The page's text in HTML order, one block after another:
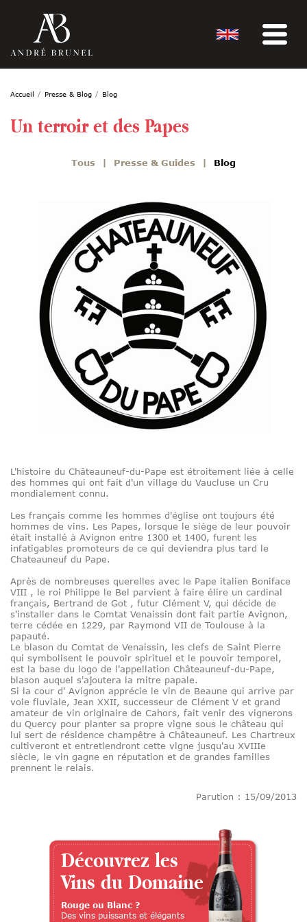
Accueil Presse & Blog Blog
Un terroir et des Papes
Tous Presse & Guides Blog
L'histoire du Châteauneuf-du-Pape est étroitement liée à celle
des hommes qui ont fait d'un village du Vaucluse un Cru
mondialement connu.
Les français comme les hommes d'église ont toujours été
hommes de vins. Les Papes, lorsque le siège de leur pouvoir
était installé à Avignon entre 1300 et 1400, furent les
infatigables promoteurs de ce qui deviendra plus tard le
Chateauneuf du Pape.
Après de nombreuses querelles avec le Pape italien Boniface
VIII , le roi Philippe le Bel parvient à faire élire un cardinal
français, Bertrand de Got , futur Clément V, qui décide de
s'installer dans le Comtat Venaissin dont fait partie Avignon,
terre cédée en 1229, par Raymond VII de Toulouse à la
papauté.
Le blason du Comtat de Venaissin, les clefs de Saint Pierre
qui symbolisent le pouvoir spirituel et le pouvoir temporel,
est la base du logo de l'appellation Châteauneuf-du-Pape,
blason auquel s'ajoutera la mitre papale.
Si la cour d' Avignon apprécie le vin de Beaune qui arrive par
voie fluviale, Jean XXII, successeur de Clément V et grand
amateur de vin originaire de Cahors, fait venir des vignerons
du Quercy pour planter sa propre vigne sous le château qui
lui sert de résidence champêtre à Châteauneuf. Les Chartreux
cultiveront et entretiendront cette vigne jusqu'au XVIIIe
siècle, le vin gagne en réputation et de grandes familles
prennent le relais.
Parution : 15/09/2013
Découvrez les
Vins du Domaine
Rouge ou Blanc ?
Des vins puissants et élégants